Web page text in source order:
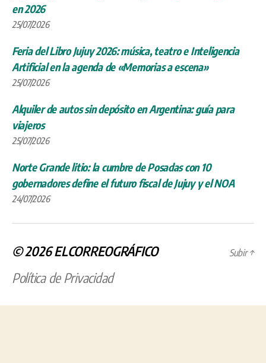
en 2026
25/07/2026
Feria del Libro Jujuy 2026: música, teatro e Inteligencia
Artificial en la agenda de «Memorias a escena»
25/07/2026
Alquiler de autos sin depósito en Argentina: guía para
viajeros
25/07/2026
Norte Grande litio: la cumbre de Posadas con 10
gobernadores define el futuro fiscal de Jujuy y el NOA
24/07/2026
© 2026ELCORREOGRÁFICO
Política de Privacidad
Subir↑